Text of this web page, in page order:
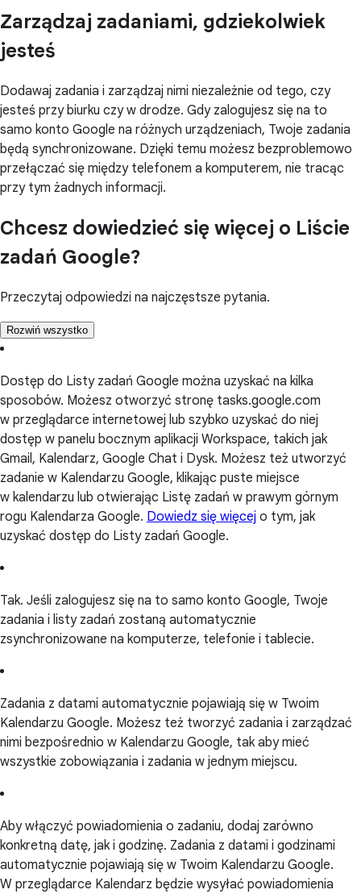
Zarządzaj zadaniami, gdziekolwiek
jesteś
Dodawaj zadania i zarządzaj nimi niezależnie od tego, czy
jesteś przy biurku czy w drodze. Gdy zalogujesz się na to
samo konto Google na różnych urządzeniach, Twoje zadania
będą synchronizowane. Dzięki temu możesz bezproblemowo
przełączać się między telefonem a komputerem, nie tracąc
przy tym żadnych informacji.
Chcesz dowiedzieć się więcej o Liście
zadań Google?
Przeczytaj odpowiedzi na najczęstsze pytania.
Rozwiń wszystko
Dostęp do Listy zadań Google można uzyskać na kilka
sposobów. Możesz otworzyć stronę tasks.google.com
w przeglądarce internetowej lub szybko uzyskać do niej
dostęp w panelu bocznym aplikacji Workspace, takich jak
Gmail, Kalendarz, Google Chat i Dysk. Możesz też utworzyć
zadanie w Kalendarzu Google, klikając puste miejsce
w kalendarzu lub otwierając Listę zadań w prawym górnym
rogu Kalendarza Google. Dowiedz się więcej o tym, jak
uzyskać dostęp do Listy zadań Google.
Tak. Jeśli zalogujesz się na to samo konto Google, Twoje
zadania i listy zadań zostaną automatycznie
zsynchronizowane na komputerze, telefonie i tablecie.
Zadania z datami automatycznie pojawiają się w Twoim
Kalendarzu Google. Możesz też tworzyć zadania i zarządzać
nimi bezpośrednio w Kalendarzu Google, tak aby mieć
wszystkie zobowiązania i zadania w jednym miejscu.
Aby włączyć powiadomienia o zadaniu, dodaj zarówno
konkretną datę, jak i godzinę. Zadania z datami i godzinami
automatycznie pojawiają się w Twoim Kalendarzu Google.
W przeglądarce Kalendarz będzie wysyłać powiadomienia